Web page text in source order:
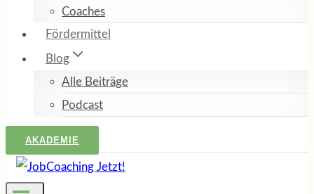
Coaches
Fördermittel
Blog
Alle Beiträge
Podcast
AKADEMIE